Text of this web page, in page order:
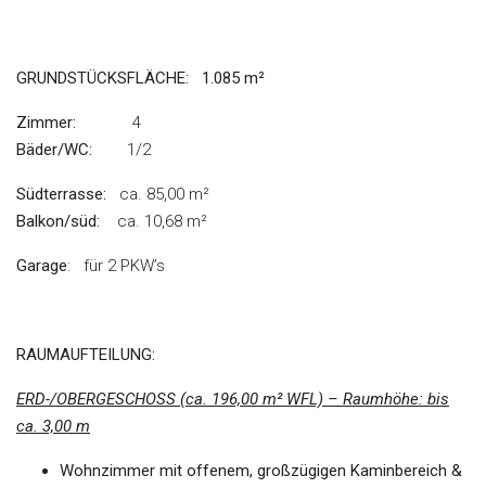
GRUNDSTÜCKSFLÄCHE: 1.085 m²
Zimmer: 4
Bäder/WC: 1/2
Südterrasse: ca. 85,00 m²
Balkon/süd: ca. 10,68 m²
Garage: für 2 PKW’s
RAUMAUFTEILUNG:
ERD-/OBERGESCHOSS (ca. 196,00 m² WFL) – Raumhöhe: bis
ca. 3,00 m
Wohnzimmer mit offenem, großzügigen Kaminbereich &